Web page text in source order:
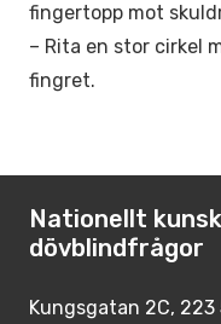
fingertopp mot
– Rita en stor cirkel
fingret.
Nationellt
dövblindfrågor
Kungsgatan 2C, 223